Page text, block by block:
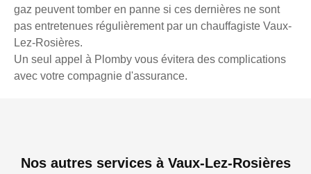
gaz peuvent tomber en panne si ces dernières ne sont
pas entretenues régulièrement par un chauffagiste Vaux-
Lez-Rosières.
Un seul appel à Plomby vous évitera des complications
avec votre compagnie d'assurance.
Nos autres services à Vaux-Lez-Rosières